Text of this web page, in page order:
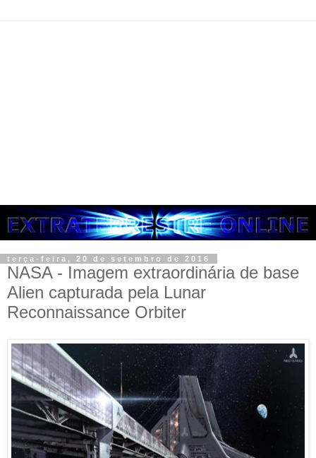
terça-feira, 20 de setembro de 2016
NASA - Imagem extraordinária de base
Alien capturada pela Lunar
Reconnaissance Orbiter